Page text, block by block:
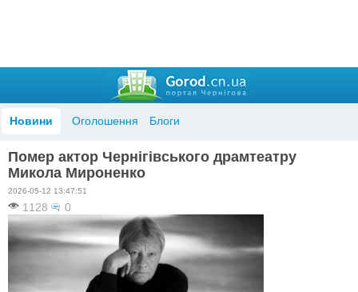
Новини Оголошення Блоги
Помер актор Чернігівського драмтеатру
Микола Мироненко
2026-05-12 13:47:51
1128 0